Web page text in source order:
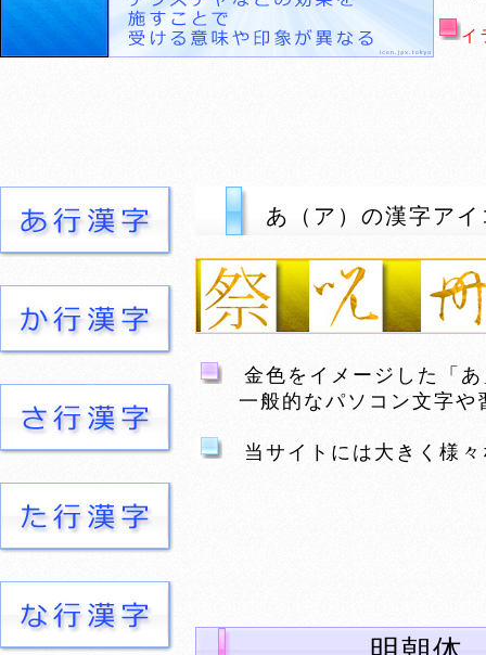
イ
あ（ア）の漢字ア
金色をイメージした「あ
一般的なパソコン文字や
当サイトには大きく様々